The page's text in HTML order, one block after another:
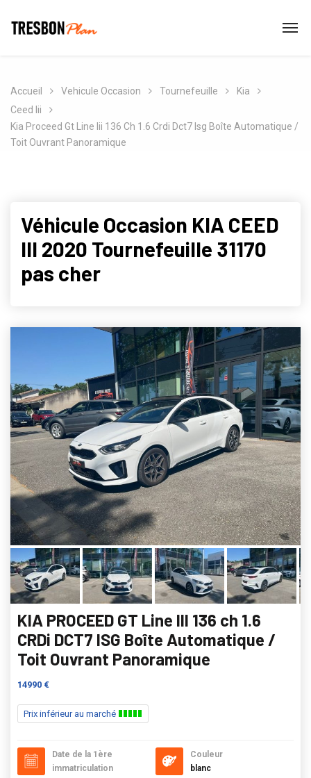
Accueil Vehicule Occasion Tournefeuille
Kia
Ceed Iii
Kia Proceed Gt Line Iii 136 Ch 1.6 Crdi Dct7 Isg Boîte Automatique /
Toit Ouvrant Panoramique
Véhicule Occasion KIA CEED
III 2020 Tournefeuille 31170
pas cher
KIA PROCEED GT Line III 136 ch 1.6
CRDi DCT7 ISG Boîte Automatique /
Toit Ouvrant Panoramique
14990 €
Prix inférieur au marché
Date de la 1ère
immatriculation
Couleur
blanc